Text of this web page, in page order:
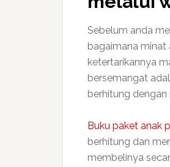
Sebelum anda
bagaimana minat
ketertarikannya
bersemangat
berhitung
Buku paket anak
berhitung dan
membelinya